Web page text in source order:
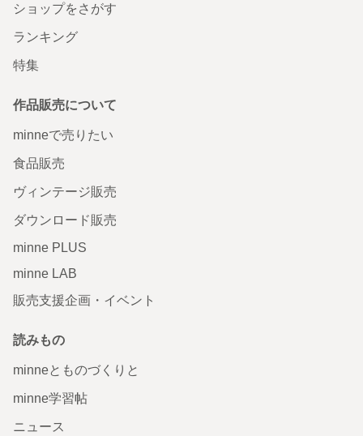
ショップをさがす
ランキング
特集
作品販売について
minneで売りたい
食品販売
ヴィンテージ販売
ダウンロード販売
minne PLUS
minne LAB
販売支援企画・イベント
読みもの
minneとものづくりと
minne学習帖
ニュース